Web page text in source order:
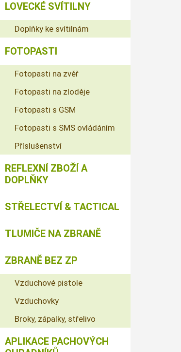
LOVECKÉ SVÍTILNY
Doplňky ke svítilnám
FOTOPASTI
Fotopasti na zvěř
Fotopasti na zloděje
Fotopasti s GSM
Fotopasti s SMS ovládáním
Příslušenství
REFLEXNÍ ZBOŽÍ A
DOPLŇKY
STŘELECTVÍ & TACTICAL
TLUMIČE NA ZBRANĚ
ZBRANĚ BEZ ZP
Vzduchové pistole
Vzduchovky
Broky, zápalky, střelivo
APLIKACE PACHOVÝCH